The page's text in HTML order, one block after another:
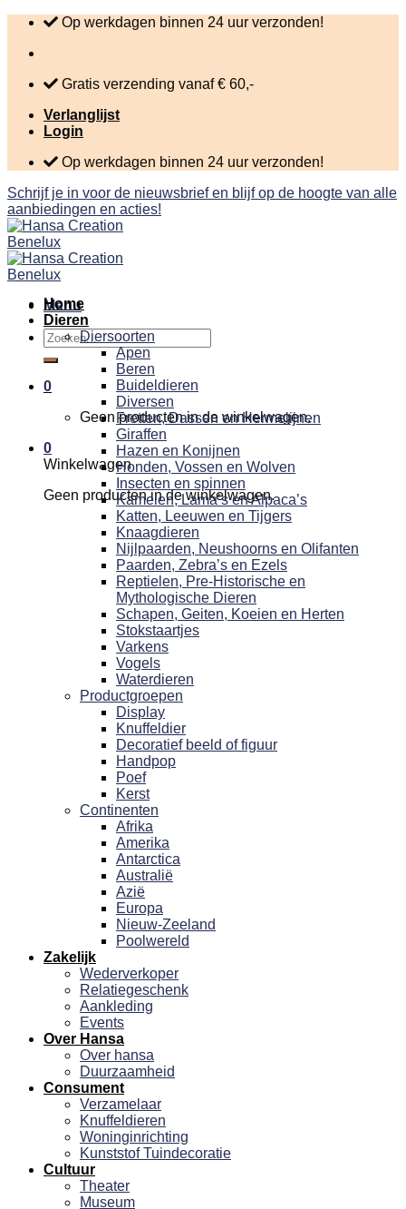
Skip
content
Op werkdagen binnen 24 uur verzonden!
Gratis verzending vanaf € 60,-
Verlanglijst
Login
Op werkdagen binnen 24 uur verzonden!
Schrijf je in voor de nieuwsbrief en blijf op de hoogte van alle
aanbiedingen en acties!
Menu
Zoeken
naar:
0
Geen producten in de winkelwagen.
0
Winkelwagen
Geen producten in de winkelwagen.
Home
Dieren
Diersoorten
Apen
Beren
Buideldieren
Diversen
Fretten, Dassen en Hermelijnen
Giraffen
Hazen en Konijnen
Honden, Vossen en Wolven
Insecten en spinnen
Kamelen, Lama’s en Alpaca’s
Katten, Leeuwen en Tijgers
Knaagdieren
Nijlpaarden, Neushoorns en Olifanten
Paarden, Zebra’s en Ezels
Reptielen, Pre-Historische en
Mythologische Dieren
Schapen, Geiten, Koeien en Herten
Stokstaartjes
Varkens
Vogels
Waterdieren
Productgroepen
Display
Knuffeldier
Decoratief beeld of figuur
Handpop
Poef
Kerst
Continenten
Afrika
Amerika
Antarctica
Australië
Azië
Europa
Nieuw-Zeeland
Poolwereld
Zakelijk
Wederverkoper
Relatiegeschenk
Aankleding
Events
Over Hansa
Over hansa
Duurzaamheid
Consument
Verzamelaar
Knuffeldieren
Woninginrichting
Kunststof Tuindecoratie
Cultuur
Theater
Museum